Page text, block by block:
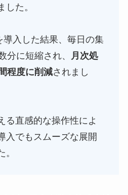
した。
導入した結果、毎日の集
分に短縮され、
月次処
程度に削減されまし
る直感的な操作性によ
入でもスムーズな展開